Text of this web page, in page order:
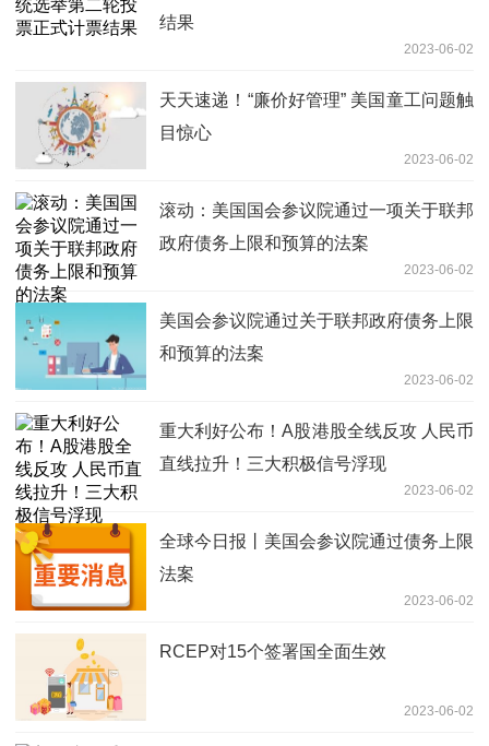
结果
2023-06-02
天天速递！“廉价好管理” 美国童工问题触
目惊心
2023-06-02
滚动：美国国会参议院通过一项关于联邦
政府债务上限和预算的法案
2023-06-02
美国会参议院通过关于联邦政府债务上限
和预算的法案
2023-06-02
重大利好公布！A股港股全线反攻 人民币
直线拉升！三大积极信号浮现
2023-06-02
全球今日报丨美国会参议院通过债务上限
法案
2023-06-02
RCEP对15个签署国全面生效
2023-06-02